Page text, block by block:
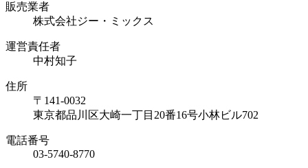
販売業者
株式会社ジー・ミックス
運営責任者
中村知子
住所
〒141-0032
東京都品川区大崎一丁目20番16号小林ビル702
電話番号
03-5740-8770